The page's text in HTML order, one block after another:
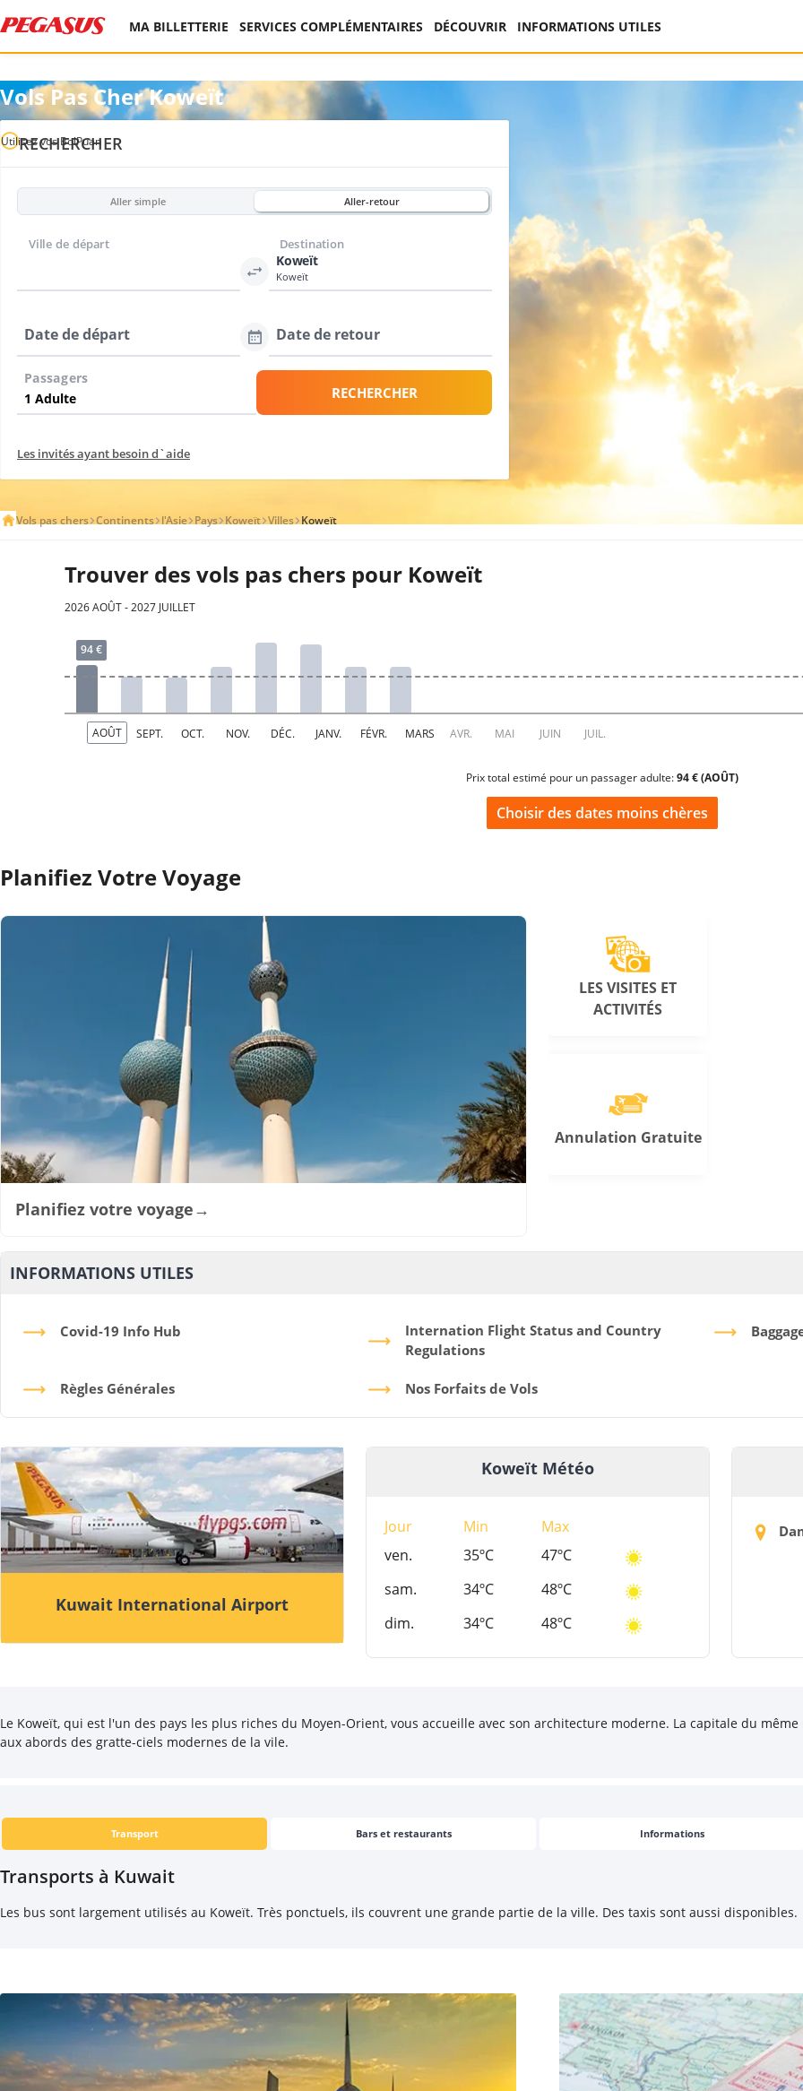
MA BILLETTERIE SERVICES COMPLÉMENTAIRES DÉCOUVRIR INFORMATIONS UTILES
Vols Pas Cher Koweït
RECHERCHER
Utilisez vos BolPuan
Aller simple Aller-retour
Ville de départ
Koweït
Koweït
Destination
Date de départ Date de retour
Passagers
RECHERCHER
Les invités ayant besoin d`aide
Vols pas chers Continents l'Asie Pays Koweït Villes Koweït
Trouver des vols pas chers pour Koweït
2026 AOÛT - 2027 JUILLET
Prix total estimé pour un passager adulte:94 € (AOÛT)
Choisir des dates moins chères
Planifiez Votre Voyage
Planifiez votre voyage→
LES VISITES ET
ACTIVITÉS
Annulation Gratuite
INFORMATIONS UTILES
Covid-19 Info Hub
Internation Flight Status and Country
Regulations
Règles Générales Nos Forfaits de Vols
Kuwait International Airport
Koweït Météo
Jour Min
Max
ven.
35ºC
47ºC
sam.
34ºC
48ºC
dim.
34ºC 48ºC
Le Koweït, qui est l'un des pays les plus riches du Moyen-Orient, vous accueille avec son architecture moderne. La capitale du
aux abords des gratte-ciels modernes de la vile.
Transport Bars et restaurants Informations
Transports à Kuwait
Les bus sont largement utilisés au Koweït. Très ponctuels, ils couvrent une grande partie de la ville. Des taxis sont aussi disponibles.